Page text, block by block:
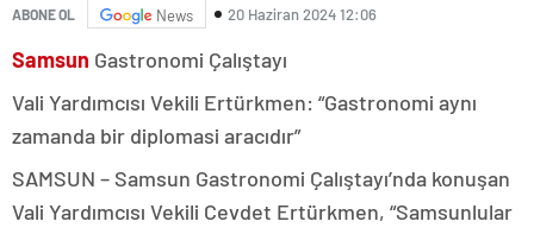
ABONE OL News 20 Haziran 2024 12:06
Samsun Gastronomi Çalıştayı
Vali Yardımcısı Vekili Ertürkmen: “Gastronomi aynı
zamanda bir diplomasi aracıdır”
SAMSUN – Samsun Gastronomi Çalıştayı’nda konuşan
Vali Yardımcısı Vekili Cevdet Ertürkmen, “Samsunlular